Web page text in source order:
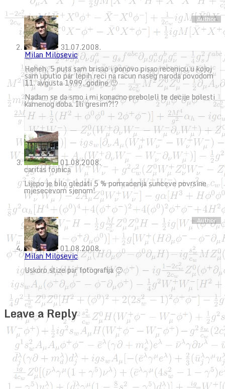
31.07.2008.
Milan Milosevic
Heheh, 5 puta sam brisao i ponovo pisao recenicu u kojoj
sam uputio par lepih reci na racun naseg naroda povodom
11. avgusta 1999. godine 🙂
Nadam se da smo i mi konacno preboleli te decije bolesti
kamenog doba. Ili gresim?!?
01.08.2008.
caritas fojnica
Lijepo je bilo gledati 5 % pomracenja sunceve povrsine
mjesecevom sjenom!
01.08.2008.
Milan Milosevic
Uskoro stize par fotografija 🙂
Leave a Reply